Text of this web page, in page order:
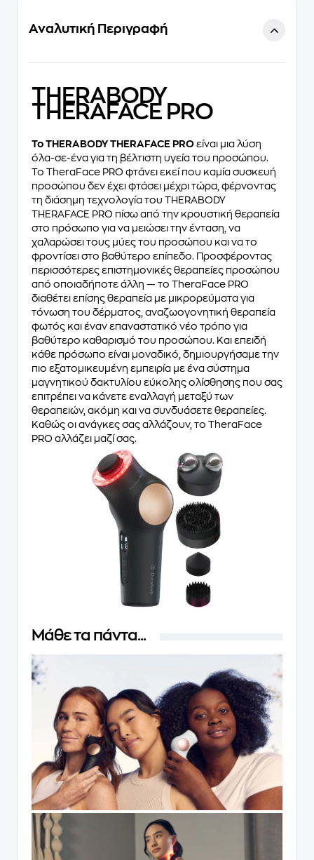
Αναλυτική Περιγραφή
THERABODY
THERAFACE PRO
Το THERABODY THERAFACE PRO είναι μια λύση
όλα-σε-ένα για τη βέλτιστη υγεία του προσώπου.
Το TheraFace PRO φτάνει εκεί που καμία συσκευή
προσώπου δεν έχει φτάσει μέχρι τώρα, φέρνοντας
τη διάσημη τεχνολογία του THERABODY
THERAFACE PRO πίσω από την κρουστική θεραπεία
στο πρόσωπο για να μειώσει την ένταση, να
χαλαρώσει τους μύες του προσώπου και να το
φροντίσει στο βαθύτερο επίπεδο. Προσφέροντας
περισσότερες επιστημονικές θεραπείες προσώπου
από οποιαδήποτε άλλη — το TheraFace PRO
διαθέτει επίσης θεραπεία με μικρορεύματα για
τόνωση του δέρματος, αναζωογονητική θεραπεία
φωτός και έναν επαναστατικό νέο τρόπο για
βαθύτερο καθαρισμό του προσώπου. Και επειδή
κάθε πρόσωπο είναι μοναδικό, δημιουργήσαμε την
πιο εξατομικευμένη εμπειρία με ένα σύστημα
μαγνητικού δακτυλίου εύκολης ολίσθησης που σας
επιτρέπει να κάνετε εναλλαγή μεταξύ των
θεραπειών, ακόμη και να συνδυάσετε θεραπείες.
Καθώς οι ανάγκες σας αλλάζουν, το TheraFace
PRO αλλάζει μαζί σας.
Μάθε τα πάντα...